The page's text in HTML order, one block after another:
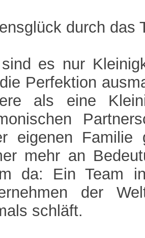
durch das
es nur
Perfektion
als eine
eigenen Familie
mehr an
da: Ein Team
der
schläft.